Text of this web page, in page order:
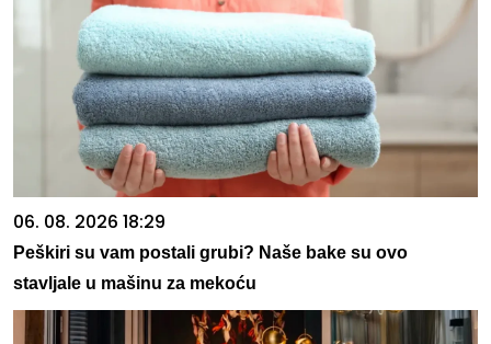
06. 08. 2026 18:29
Peškiri su vam postali grubi? Naše bake su ovo
stavljale u mašinu za mekoću